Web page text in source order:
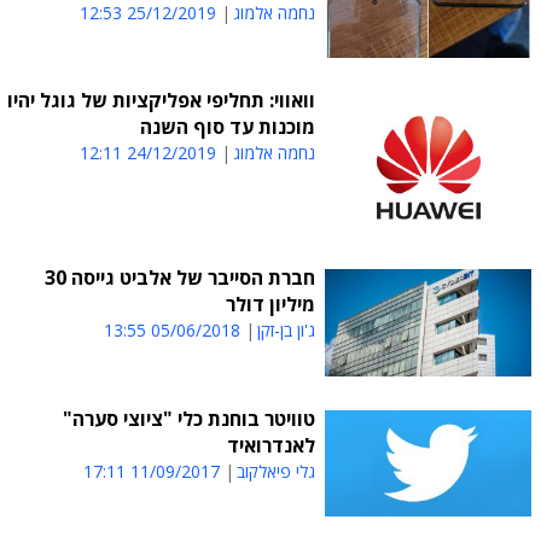
נחמה אלמוג 25/12/2019 12:53
וואווי: תחליפי אפליקציות של גוגל יהיו
מוכנות עד סוף השנה
נחמה אלמוג 24/12/2019 12:11
חברת הסייבר של אלביט גייסה 30
מיליון דולר
ג'ון בן-זקן 05/06/2018 13:55
טוויטר בוחנת כלי "ציוצי סערה"
לאנדרואיד
גלי פיאלקוב 11/09/2017 17:11